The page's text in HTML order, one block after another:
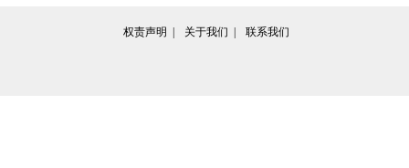
权责声明  | 关于我们  | 联系我们